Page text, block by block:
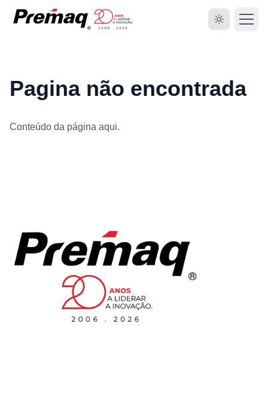
SOBRE
EQUIPAMENTOS
SERVIÇOS
Pagina não encontrada
Conteúdo da página aqui.